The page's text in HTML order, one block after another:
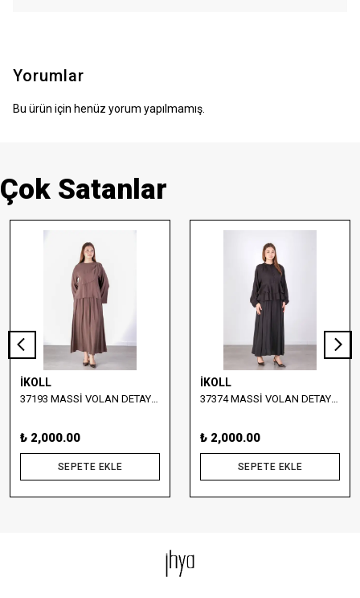
Yorumlar
Bu ürün için henüz yorum yapılmamış.
Çok Satanlar
İKOLL
37193 MASSİ VOLAN DETAYLI BLUZ VE ETEK TAKIM
₺ 2,000.00
SEPETE EKLE
İKOLL
37374 MASSİ VOLAN DETAYLI BLUZ VE UZUN ETEK TAKIM
₺ 2,000.00
SEPETE EKLE